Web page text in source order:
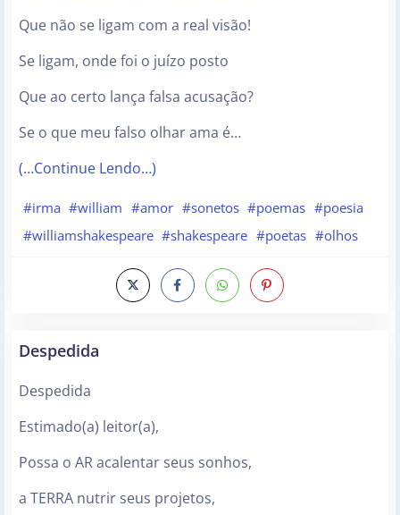
Que não se ligam com a real visão!
Se ligam, onde foi o juízo posto
Que ao certo lança falsa acusação?
Se o que meu falso olhar ama é…
(…Continue Lendo…)
#irma #william #amor #sonetos #poemas #poesia
#williamshakespeare #shakespeare #poetas #olhos
Despedida
Despedida
Estimado(a) leitor(a),
Possa o AR acalentar seus sonhos,
a TERRA nutrir seus projetos,